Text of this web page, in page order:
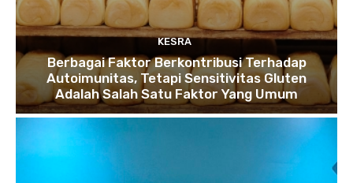
KESRA
Berbagai Faktor Berkontribusi Terhadap
Autoimunitas, Tetapi Sensitivitas Gluten
Adalah Salah Satu Faktor Yang Umum